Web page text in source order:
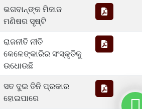
ଭଗବାନ୍‌ଙ୍କ ମିଜାଜ
ମଣିଷର ସୃଷ୍ଟି
ରାଜନୀତି ନୀତି
କେଳେଙ୍କାରିର ସଂସ୍କୃତିକୁ
ଉଧୋଉଛି
ସତ ଦୁଇ ତିନି ପ୍ରକାର
ହୋଇପାରେ